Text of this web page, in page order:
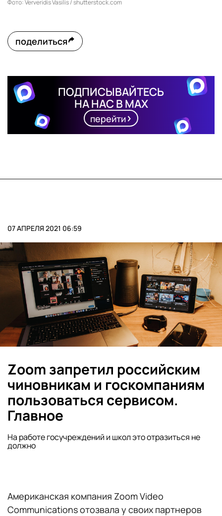
Фото: Ververidis Vasilis / shutterstock.com
поделиться
ПОДПИСЫВАЙТЕСЬ
НА НАС В MAX
перейти
07 АПРЕЛЯ 2021 06:59
Zoom запретил российским
чиновникам и госкомпаниям
пользоваться сервисом.
Главное
На работе госучреждений и школ это отразиться не
должно
Американская компания Zoom Video
Communications отозвала у своих партнеров